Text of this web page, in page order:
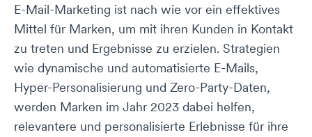
E-Mail-Marketing ist nach wie vor ein effektives
Mittel für Marken, um mit ihren Kunden in Kontakt
zu treten und Ergebnisse zu erzielen. Strategien
wie dynamische und automatisierte E-Mails,
Hyper-Personalisierung und Zero-Party-Daten,
werden Marken im Jahr 2023 dabei helfen,
relevantere und personalisierte Erlebnisse für ihre